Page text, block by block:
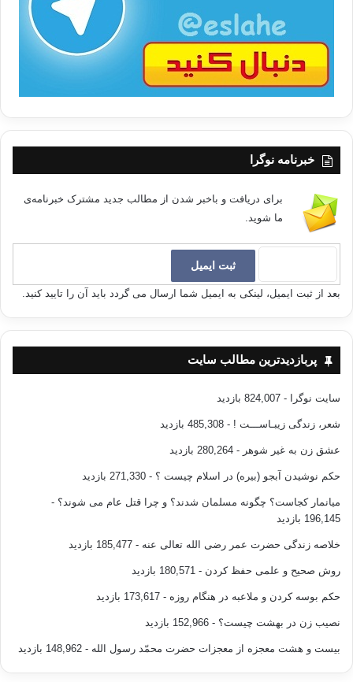
خبرنامه نوگرا
برای دریافت و باخبر شدن از مطالب جدید مشترک خبرنامه‌ی
ما شوید.
بعد از ثبت ایمیل، لینکی به ایمیل شما ارسال می گردد باید آن را تایید کنید.
پربازدیدترین مطالب سایت
سایت نوگرا - 824,007 بازدید
شعر، زندگی زیبـاســـت ! - 485,308 بازدید
عشق زن به غیر شوهر - 280,264 بازدید
حکم نوشیدن آبجو (بیره) در اسلام چیست ؟ - 271,330 بازدید
میانمار کجاست؟ چگونه مسلمان شدند؟ و چرا قتل عام می شوند؟ -
196,145 بازدید
خلاصه زندگی حضرت عمر رضی الله تعالی عنه - 185,477 بازدید
روش صحیح و علمی حفظ کردن - 180,571 بازدید
حکم بوسه کردن و ملاعبه در هنگام روزه - 173,617 بازدید
نصیب زن در بهشت چیست؟ - 152,966 بازدید
بیست و هشت معجزه از معجزات حضرت محمّد رسول الله - 148,962 بازدید